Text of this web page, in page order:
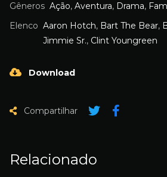
Gêneros Ação, Aventura, Drama,
Elenco Aaron Hotch, Bart The Bear,
Jimmie Sr., Clint Youngreen
Download
Compartilhar
Relacionado